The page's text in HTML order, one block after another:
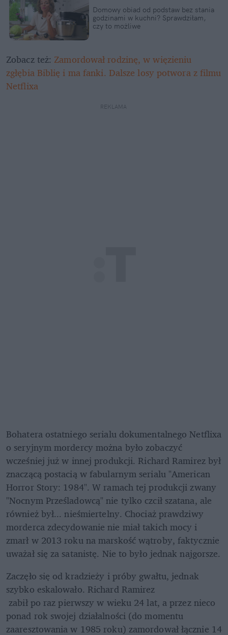
Domowy obiad od podstaw bez stania
godzinami w kuchni? Sprawdziłam,
czy to możliwe
Zobacz też: Zamordował rodzinę, w więzieniu
zgłębia Biblię i ma fanki. Dalsze losy potwora z filmu
Netflixa
REKLAMA
Bohatera ostatniego serialu dokumentalnego Netflixa
o seryjnym mordercy można było zobaczyć
wcześniej już w innej produkcji. Richard Ramirez był
znaczącą postacią w fabularnym serialu "American
Horror Story: 1984". W ramach tej produkcji zwany
"Nocnym Prześladowcą" nie tylko czcił szatana, ale
również był... nieśmiertelny. Chociaż prawdziwy
morderca zdecydowanie nie miał takich mocy i
zmarł w 2013 roku na marskość wątroby, faktycznie
uważał się za satanistę. Nie to było jednak najgorsze.
Zaczęło się od kradzieży i próby gwałtu, jednak
szybko eskalowało. Richard Ramirez
ponad rok swojej działalności (do momentu
zaaresztowania w 1985 roku) zamordował łącznie 14